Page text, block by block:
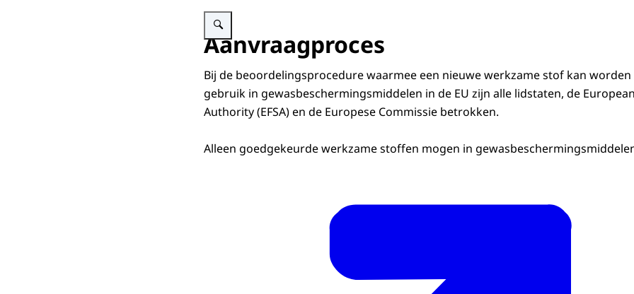
Vergroot afbeelding Illustratieve afbeelding
Aanvraagproces
Bij de beoordelingsprocedure waarmee een nieuwe werkzame stof kan
gebruik in gewasbeschermingsmiddelen in de EU zijn alle lidstaten, de
Authority (EFSA) en de Europese Commissie betrokken.
Alleen goedgekeurde werkzame stoffen mogen in